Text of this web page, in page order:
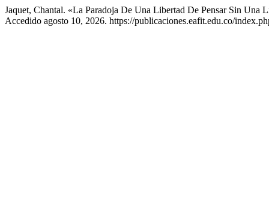
Jaquet, Chantal. «La Paradoja De Una Libertad De Pensar Sin Una
Accedido agosto 10, 2026. https://publicaciones.eafit.edu.co/